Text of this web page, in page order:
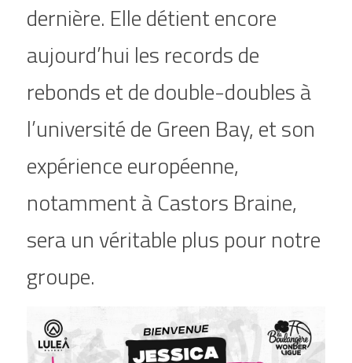
dernière. Elle détient encore
aujourd’hui les records de
rebonds et de double-doubles à
l’université de Green Bay, et son
expérience européenne,
notamment à Castors Braine,
sera un véritable plus pour notre
groupe.